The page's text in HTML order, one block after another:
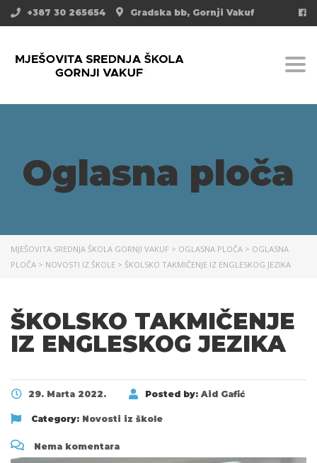
Gradska bb, Gornji Vakuf
+387 30 265654
Oglasna ploča
MJEŠOVITA SREDNJA ŠKOLA GORNJI VAKUF > OGLASNA PLOČA > OGLASNA
PLOČA > NOVOSTI IZ ŠKOLE > ŠKOLSKO TAKMIČENJE IZ ENGLESKOG JEZIKA
ŠKOLSKO TAKMIČENJE
IZ ENGLESKOG JEZIKA
29. Marta 2022. Posted by: Aid Gafić
Category: Novosti iz škole
Nema komentara